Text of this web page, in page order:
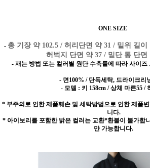
ONE SIZE
- 총 기장 약 102.5 / 허리단면 약 31 / 밑위 길
허벅지 단면 약 37 / 밑단 통 단면
- 재는 방법 또는 컬러별 원단 수축률에 따라 사이즈
- 면100% / 단독세탁, 드라이크리
- 모델 : 키 158cm / 상체 마른55 /
* 부주의로 인한 제품훼손 및 세탁방법으로 인한 제품
니다.
* 아이보리를 포함한 밝은 컬러는 교환*환불이 불가합
만 가능합니다.